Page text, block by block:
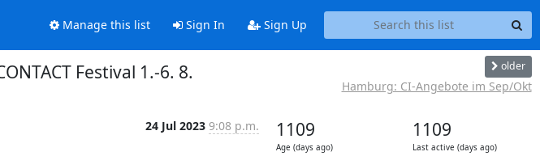
Manage this list Sign In Sign Up
Festival 1.-6. 8. older
Hamburg: CI-Angebote im Sep/Okt
24 Jul 2023 9:08 p.m. 1109
Age (days ago)
1109
Last active (days ago)